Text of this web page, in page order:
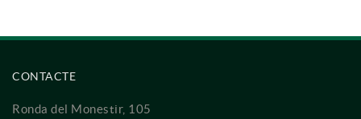
CONTACTE
Ronda del Monestir, 105